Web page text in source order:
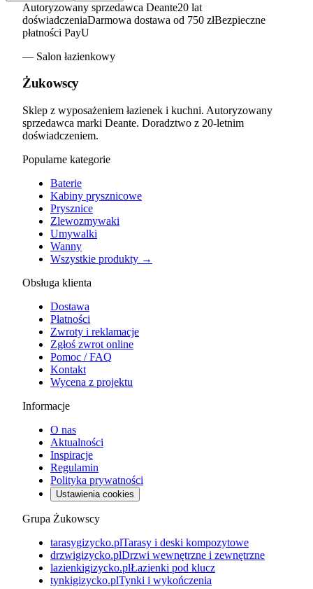
Autoryzowany sprzedawca Deante20 lat
doświadczeniaDarmowa dostawa od 750 złBezpieczne
płatności PayU
— Salon łazienkowy
Żukowscy
Sklep z wyposażeniem łazienek i kuchni. Autoryzowany
sprzedawca marki Deante. Doradztwo z 20-letnim
doświadczeniem.
Popularne kategorie
Baterie
Kabiny prysznicowe
Prysznice
Zlewozmywaki
Umywalki
Wanny
Wszystkie produkty →
Obsługa klienta
Dostawa
Płatności
Zwroty i reklamacje
Zgłoś zwrot online
Pomoc / FAQ
Kontakt
Wycena z projektu
Informacje
O nas
Aktualności
Inspiracje
Regulamin
Polityka prywatności
Ustawienia cookies
Grupa Żukowscy
tarasygizycko.plTarasy i deski kompozytowe
drzwigizycko.plDrzwi wewnętrzne i zewnętrzne
lazienkigizycko.plŁazienki pod klucz
tynkigizycko.plTynki i wykończenia